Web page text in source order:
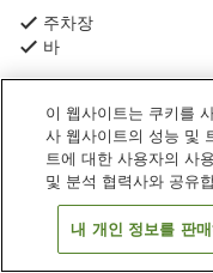
주차장
바
미국 플로리다
힐튼 멜버른 비치 오션프론트
이 웹사이트는 쿠키를
사 웹사이트의 성능 및
트에 대한 사용자의 사
및 분석 협력사와 공유
내 개인 정보를 판